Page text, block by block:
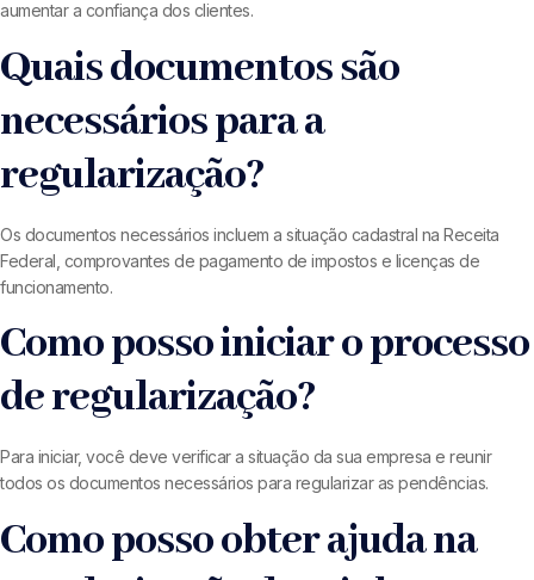
aumentar a confiança dos clientes.
Quais documentos são
necessários para a
regularização?
Os documentos necessários incluem a situação cadastral na Receita
Federal, comprovantes de pagamento de impostos e licenças de
funcionamento.
Como posso iniciar o processo
de regularização?
Para iniciar, você deve verificar a situação da sua empresa e reunir
todos os documentos necessários para regularizar as pendências.
Como posso obter ajuda na